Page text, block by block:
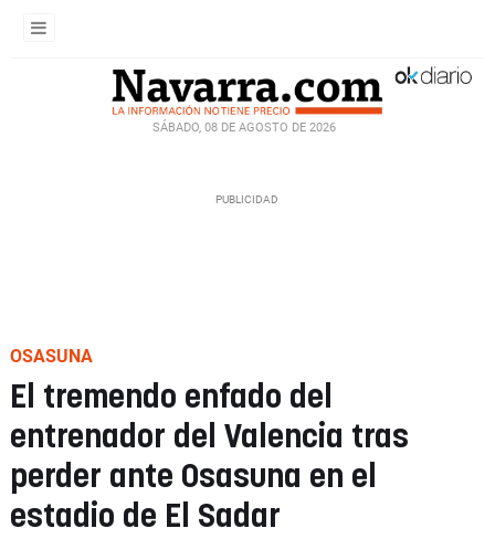
SÁBADO, 08 DE AGOSTO DE 2026
OSASUNA
El tremendo enfado del
entrenador del Valencia tras
perder ante Osasuna en el
estadio de El Sadar